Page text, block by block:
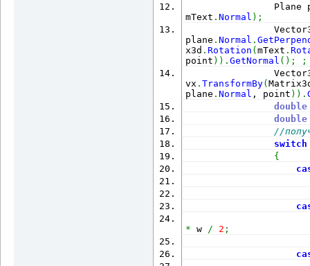
Plane
mText .Normal ) ;
Vector3d
plane .Normal .
x3d .Rotation (mText .
point ) ) .GetNormal ( ) ;
;
Vector3d
vx .TransformBy(
plane .Normal , point ) ) .
double
double
//
switch
{
* w / 2 ;